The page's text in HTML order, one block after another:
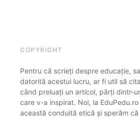
COPYRIGHT
Pentru că scrieți despre educație,
datorită acestui lucru, ar fi util să
când preluați un articol, părți dintr-
care v-a inspirat. Noi, la
această conduită etică și sperăm